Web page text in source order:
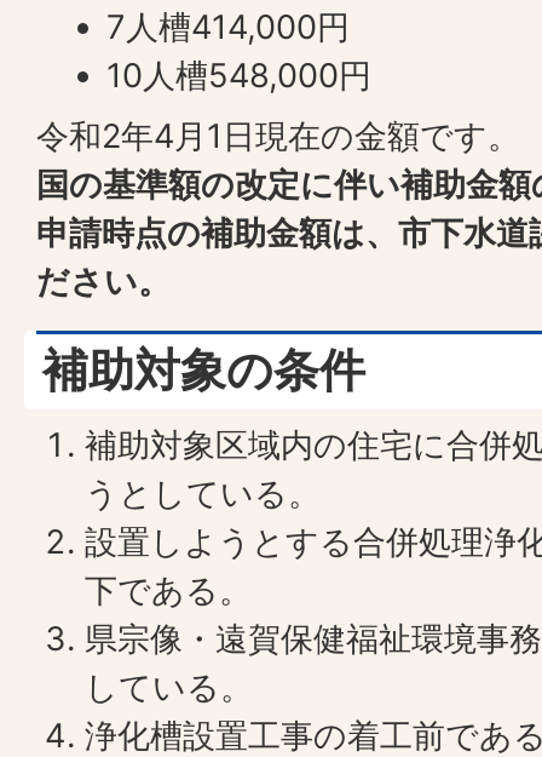
7人槽414,000円
10人槽548,000円
令和2年4月1日現在の金額です。
国の基準額の改定に伴い補助金
申請時点の補助金額は、市下水
ださい。
補助対象の条件
補助対象区域内の住宅に合併
うとしている。
設置しようとする合併処理浄
下である。
県宗像・遠賀保健福祉環境事
している。
浄化槽設置工事の着工前であ